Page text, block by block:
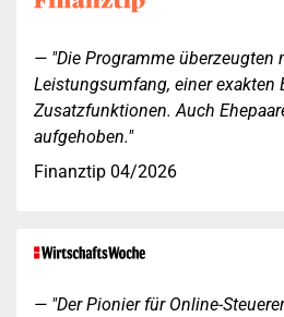
"Die Programme überzeugten
Leistungsumfang, einer exakten
Zusatzfunktionen. Auch
aufgehoben."
Finanztip 04/2026
"Der Pionier für Online-